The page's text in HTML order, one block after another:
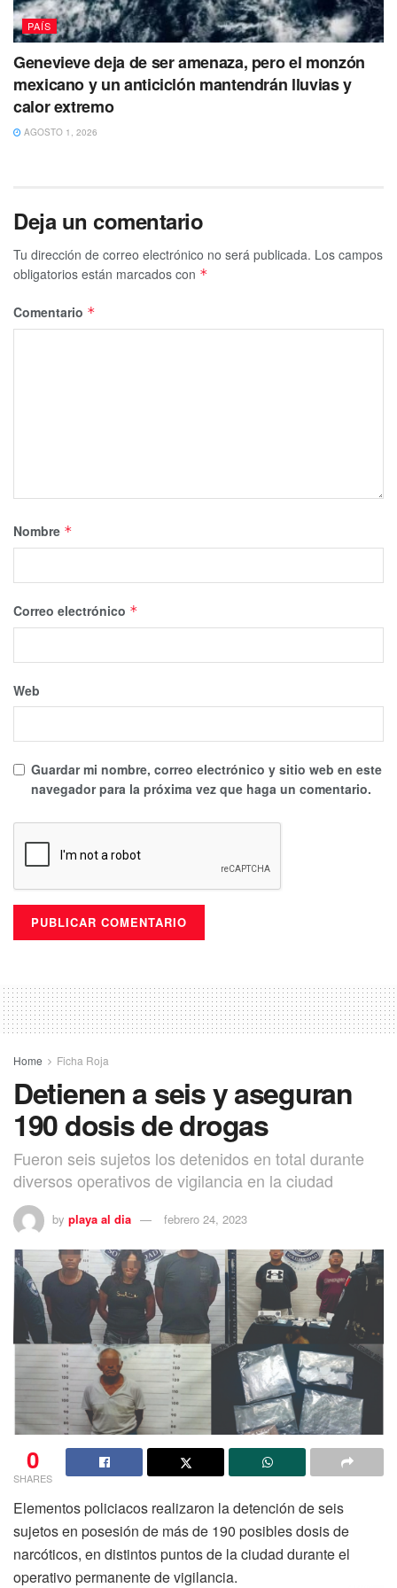
PAÍS
Genevieve deja de ser amenaza, pero el monzón
mexicano y un anticiclón mantendrán lluvias y
calor extremo
AGOSTO 1, 2026
Deja un comentario
Tu dirección de correo electrónico no será publicada. Los campos
obligatorios están marcados con *
Comentario *
Nombre *
Correo electrónico *
Web
Guardar mi nombre, correo electrónico y sitio web en este
navegador para la próxima vez que haga un comentario.
Home Ficha Roja
Detienen a seis y aseguran
190 dosis de drogas
Fueron seis sujetos los detenidos en total durante
diversos operativos de vigilancia en la ciudad
by playa al dia febrero 24, 2023
0
SHARES
Elementos policiacos realizaron la detención de seis
sujetos en posesión de más de 190 posibles dosis de
narcóticos, en distintos puntos de la ciudad durante el
operativo permanente de vigilancia.